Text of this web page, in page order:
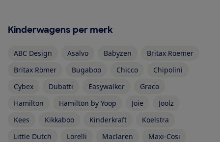
Kinderwagens per merk
ABC Design Asalvo Babyzen
Britax Roemer
Britax Römer
Bugaboo Chicco
Chipolini
Cybex
Dubatti Easywalker
Graco
Hamilton
Hamilton by Yoop Joie
Joolz
Kees
Kikkaboo Kinderkraft
Koelstra
Little Dutch
Lorelli Maclaren
Maxi-Cosi